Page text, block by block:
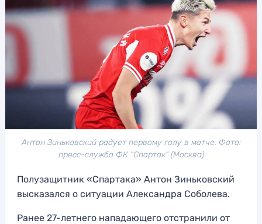
Антон Зиньковский радует первому голу в матче. Фото:
пресс-служба ФК "Спартак" (Москва)
Полузащитник «Спартака» Антон Зиньковский
высказался о ситуации Александра Соболева.
Ранее 27-летнего нападающего отстранили от